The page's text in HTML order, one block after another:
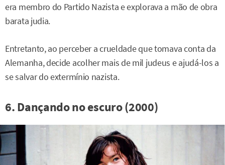
era membro do Partido Nazista e explorava a mão de obra
barata judia.
Entretanto, ao perceber a crueldade que tomava conta da
Alemanha, decide acolher mais de mil judeus e ajudá-los a
se salvar do extermínio nazista.
6. Dançando no escuro (2000)